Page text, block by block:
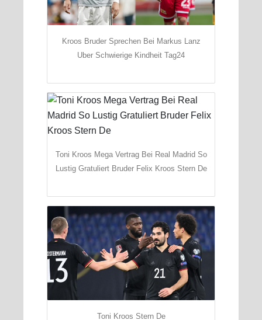
Kroos Bruder Sprechen Bei Markus Lanz
Uber Schwierige Kindheit Tag24
Toni Kroos Mega Vertrag Bei Real Madrid So
Lustig Gratuliert Bruder Felix Kroos Stern De
Toni Kroos Stern De